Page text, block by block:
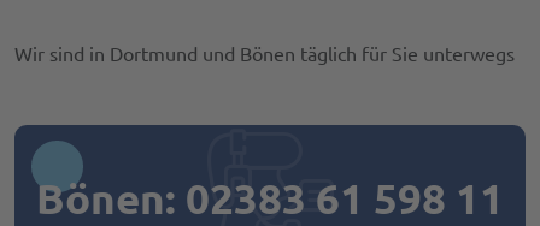
Wir sind in Dortmund und Bönen täglich für Sie unterwegs
Bönen: 02383 61 598 11